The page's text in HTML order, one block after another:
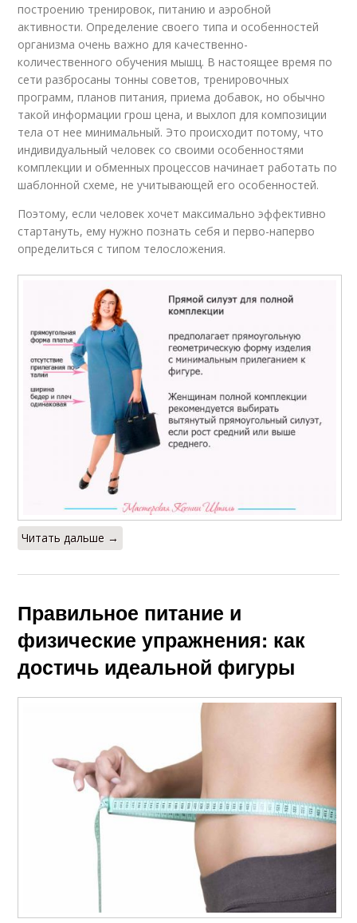
построению тренировок, питанию и аэробной
активности. Определение своего типа и особенностей
организма очень важно для качественно-
количественного обучения мышц. В настоящее время по
сети разбросаны тонны советов, тренировочных
программ, планов питания, приема добавок, но обычно
такой информации грош цена, и выхлоп для композиции
тела от нее минимальный. Это происходит потому, что
индивидуальный человек со своими особенностями
комплекции и обменных процессов начинает работать по
шаблонной схеме, не учитывающей его особенностей.
Поэтому, если человек хочет максимально эффективно
стартануть, ему нужно познать себя и перво-наперво
определиться с типом телосложения.
Читать дальше →
Правильное питание и
физические упражнения: как
достичь идеальной фигуры